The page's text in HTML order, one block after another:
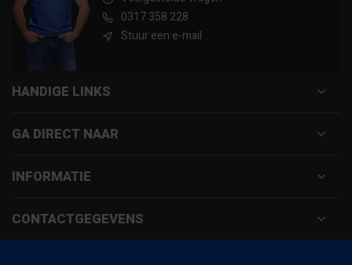
0317 358 228
Stuur een e-mail
HANDIGE LINKS
GA DIRECT NAAR
INFORMATIE
CONTACTGEGEVENS